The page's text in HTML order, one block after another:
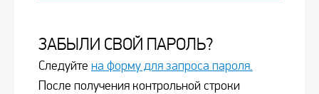
ЗАБЫЛИ СВОЙ ПАРОЛЬ?
Следуйте на форму для запроса пароля.
После получения контрольной строки